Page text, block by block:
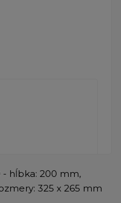
- hĺbka: 200 mm,
325 x 265 mm